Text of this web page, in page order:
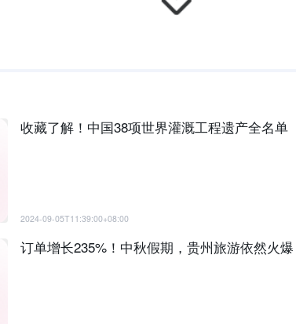
收藏了解！中国38项世界灌溉工程遗产全名单
2024-09-05T11:39:00+08:00
订单增长235%！中秋假期，贵州旅游依然火爆